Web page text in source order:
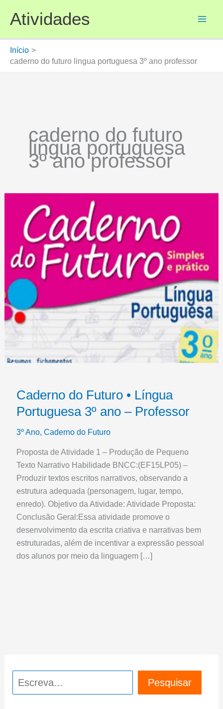
para
conteúdo
Atividades
Início
caderno do futuro lingua portuguesa 3º ano professor
caderno do futuro
lingua portuguesa
3º ano professor
Caderno do Futuro • Língua
Portuguesa 3º ano – Professor
3º Ano, Caderno do Futuro
Proposta de Atividade 1 – Produção de Pequeno
Texto Narrativo Habilidade BNCC:(EF15LP05) –
Produzir textos escritos narrativos, observando a
estrutura adequada (personagem, lugar, tempo,
enredo). Objetivo da Atividade: Atividade Proposta:
Conclusão Geral:Essa atividade promove o
desenvolvimento da escrita criativa e narrativas bem
estruturadas, além de incentivar a expressão pessoal
dos alunos por meio da linguagem […]
Pesquisar Pesquisar